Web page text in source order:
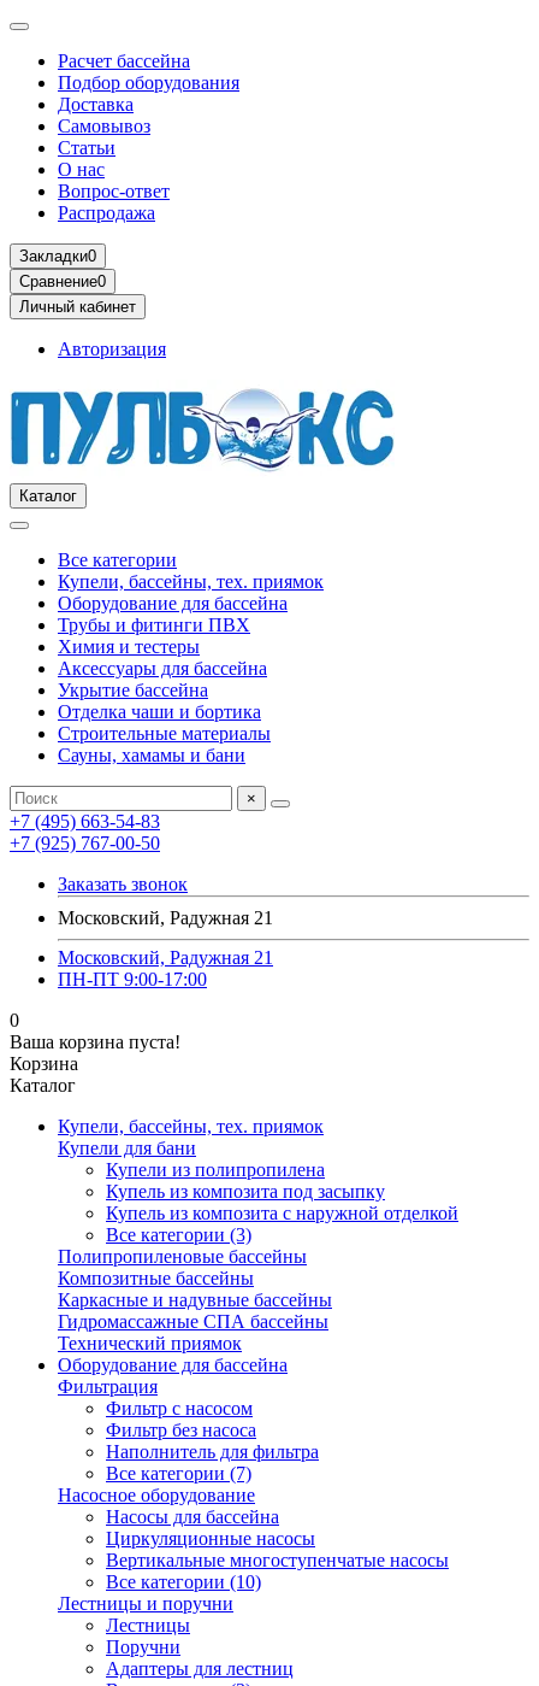
Расчет бассейна
Подбор оборудования
Доставка
Самовывоз
Статьи
О нас
Вопрос-ответ
Распродажа
Закладки0
Сравнение0
Личный кабинет
Авторизация
Каталог
Все категории
Купели, бассейны, тех. приямок
Оборудование для бассейна
Трубы и фитинги ПВХ
Химия и тестеры
Аксессуары для бассейна
Укрытие бассейна
Отделка чаши и бортика
Строительные материалы
Сауны, хамамы и бани
×
+7 (495) 663-54-83
+7 (925) 767-00-50
Заказать звонок
Московский, Радужная 21
Московский, Радужная 21
ПН-ПТ 9:00-17:00
0
Ваша корзина пуста!
Корзина
Каталог
Купели, бассейны, тех. приямок
Купели для бани
Купели из полипропилена
Купель из композита под засыпку
Купель из композита с наружной отделкой
Все категории (3)
Полипропиленовые бассейны
Композитные бассейны
Каркасные и надувные бассейны
Гидромассажные СПА бассейны
Технический приямок
Оборудование для бассейна
Фильтрация
Фильтр с насосом
Фильтр без насоса
Наполнитель для фильтра
Все категории (7)
Насосное оборудование
Насосы для бассейна
Циркуляционные насосы
Вертикальные многоступенчатые насосы
Все категории (10)
Лестницы и поручни
Лестницы
Поручни
Адаптеры для лестниц